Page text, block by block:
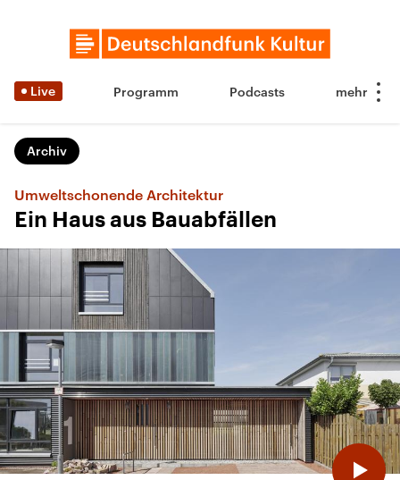
Live Programm Podcasts
Archiv
Umweltschonende Architektur
Ein Haus aus Bauabfällen